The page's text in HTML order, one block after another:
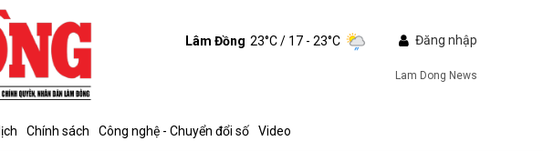
Lâm Đồng 23°C/ 17 - 23°C Đăng nhập
Lam Dong News
Chính sách Công nghệ - Chuyển đổi số Video